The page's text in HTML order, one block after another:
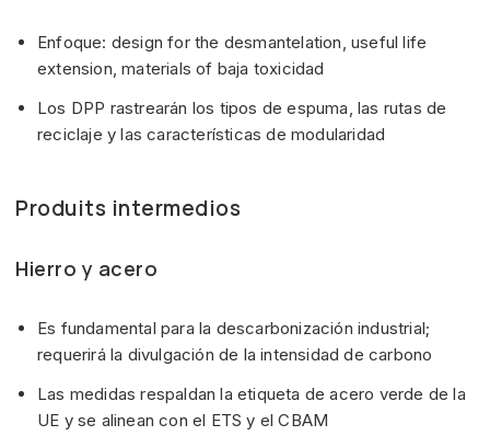
Enfoque: design for the desmantelation, useful life
extension, materials of baja toxicidad
Los DPP rastrearán los tipos de espuma, las rutas de
reciclaje y las características de modularidad
Produits intermedios
Hierro y acero
Es fundamental para la descarbonización industrial;
requerirá la divulgación de la intensidad de carbono
Las medidas respaldan la etiqueta de acero verde de la
UE y se alinean con el ETS y el CBAM